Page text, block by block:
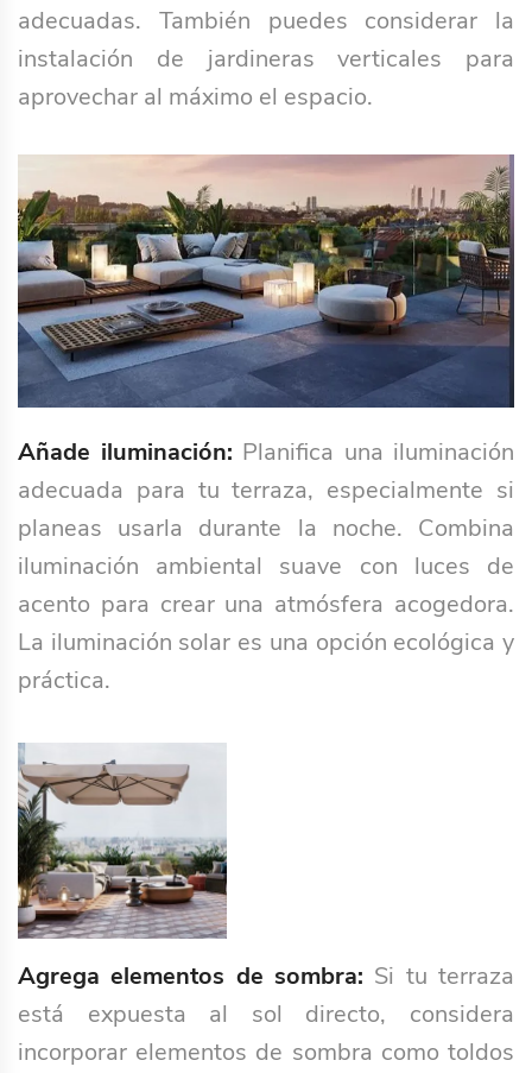
adecuadas. También puedes considerar la
instalación de jardineras verticales para
aprovechar al máximo el espacio.
Añade iluminación: Planifica una iluminación
adecuada para tu terraza, especialmente si
planeas usarla durante la noche. Combina
iluminación ambiental suave con luces de
acento para crear una atmósfera acogedora.
La iluminación solar es una opción ecológica y
práctica.
Agrega elementos de sombra: Si tu terraza
está expuesta al sol directo, considera
incorporar elementos de sombra como toldos